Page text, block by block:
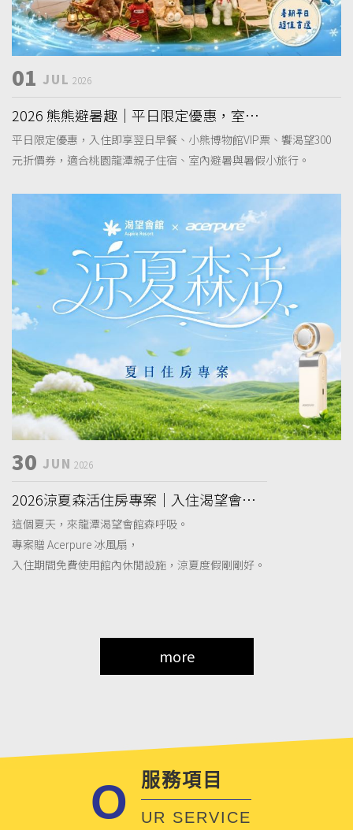
01 JUL 2026
2026 熊熊避暑趣｜平日限定優惠，室內
避暑・小熊博物館假期專案
平日限定優惠，入住即享翌日早餐、小熊博物館VIP票、饗渴望300
元折價券，適合桃園龍潭親子住宿、室內避暑與暑假小旅行。
30 JUN 2026
2026涼夏森活住房專案｜入住渴望會館
贈 Acerpure 冰風扇
這個夏天，來龍潭渴望會館森呼吸。
專案贈 Acerpure 冰風扇，
入住期間免費使用館內休閒設施，涼夏度假剛剛好。
more
服務項目
O UR SERVICE